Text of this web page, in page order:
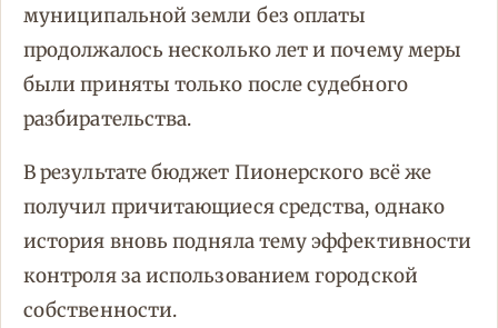
муниципальной земли без оплаты
продолжалось несколько лет и почему меры
были приняты только после судебного
разбирательства.
В результате бюджет Пионерского всё же
получил причитающиеся средства, однако
история вновь подняла тему эффективности
контроля за использованием городской
собственности.